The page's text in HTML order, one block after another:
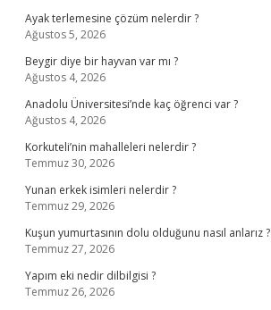
Ayak terlemesine çözüm nelerdir ?
Ağustos 5, 2026
Beygir diye bir hayvan var mı ?
Ağustos 4, 2026
Anadolu Üniversitesi’nde kaç öğrenci var ?
Ağustos 4, 2026
Korkuteli’nin mahalleleri nelerdir ?
Temmuz 30, 2026
Yunan erkek isimleri nelerdir ?
Temmuz 29, 2026
Kuşun yumurtasının dolu olduğunu nasıl anlarız ?
Temmuz 27, 2026
Yapım eki nedir dilbilgisi ?
Temmuz 26, 2026